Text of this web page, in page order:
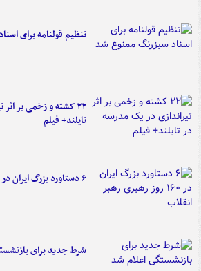
تنظیم قولنامه برای
۲۲ کشته و زخمی بر
تایلند+ فیلم
۶ دستاورد بزرگ ایران در ۱۶۰ روز رهبری رهبر انقلاب
شرط جدید برای